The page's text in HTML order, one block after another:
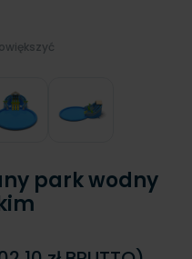
park wodny